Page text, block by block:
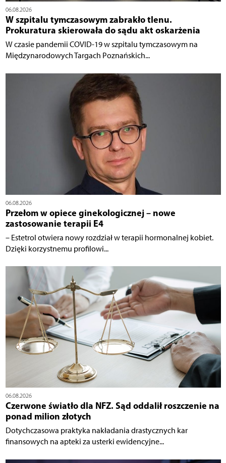
06.08.2026
W szpitalu tymczasowym zabrakło tlenu.
Prokuratura skierowała do sądu akt oskarżenia
W czasie pandemii COVID-19 w szpitalu tymczasowym na
Międzynarodowych Targach Poznańskich...
06.08.2026
Przełom w opiece ginekologicznej – nowe
zastosowanie terapii E4
– Estetrol otwiera nowy rozdział w terapii hormonalnej kobiet.
Dzięki korzystnemu profilowi...
06.08.2026
Czerwone światło dla NFZ. Sąd oddalił roszczenie na
ponad milion złotych
Dotychczasowa praktyka nakładania drastycznych kar
finansowych na apteki za usterki ewidencyjne...